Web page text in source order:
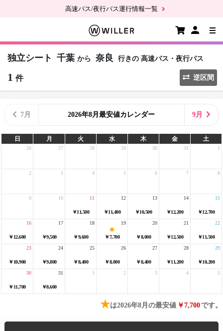
高速バス/夜行バス運行情報一覧
独立シート 千葉 から 奈良 行きの 高速バス・夜行バス
1 件 逆区間
7月 2026年8月最安値カレンダー 9月
日 月 火 水 木 金 土
26 27 28 29 30 31 1
2 3 4 5 6 7 8
9 10
￥11,500
11
￥11,400
12
￥10,500
13
￥12,200
14
￥12,700
15
￥12,600
16
￥9,500
17
￥9,600
18
￥7,700
19
￥8,000
20
￥12,500
21
￥11,500
22
￥10,900
23
￥9,800
24
￥8,400
25
￥8,000
26
￥8,400
27
￥11,200
28
￥10,200
29
￥11,700
30
￥8,600
31 1 2 3 4 5
★は2026年8月の最安値 ￥7,700です。